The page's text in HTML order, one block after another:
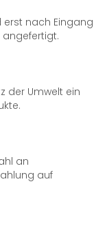
erst nach Eingang
angefertigt.
der Umwelt ein
an
auf